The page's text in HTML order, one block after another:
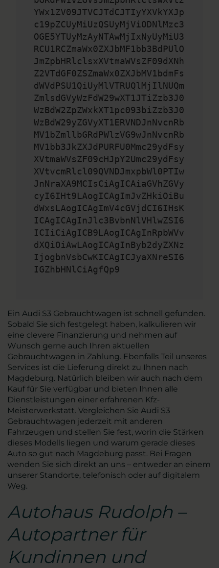
YWx1ZV09JTVCJTdCJTIyYXVkYXJp
c19pZCUyMiUzQSUyMjViODNlMzc3
OGE5YTUyMzAyNTAwMjIxNyUyMiU3
RCU1RCZmaWx0ZXJbMF1bb3BdPUlO
JmZpbHRlclsxXVtmaWVsZF09dXNh
Z2VTdGF0ZSZmaWx0ZXJbMV1bdmFs
dWVdPSU1QiUyMlVTRUQlMjIlNUQm
ZmlsdGVyWzFdW29wXT1JTiZzb3J0
WzBdW2ZpZWxkXT1pc093biZzb3J0
WzBdW29yZGVyXT1ERVNDJnNvcnRb
MV1bZmllbGRdPWlzVG9wJnNvcnRb
MV1bb3JkZXJdPURFU0Mmc29ydFsy
XVtmaWVsZF09cHJpY2Umc29ydFsy
XVtvcmRlcl09QVNDJmxpbWl0PTIw
JnNraXA9MCIsCiAgICAiaGVhZGVy
cyI6IHt9LAogICAgImJvZHkiOiBu
dWxsLAogICAgImV4cGVjdCI6IHsK
ICAgICAgInJlc3BvbnNlVHlwZSI6
ICIiCiAgICB9LAogICAgInRpbWVv
dXQiOiAwLAogICAgInByb2dyZXNz
IjogbnVsbCwKICAgICJyaXNreSI6
IGZhbHNlCiAgfQp9
Ein Audi S3 Gebrauchtwagen ist schnell gefunden.
Sobald Sie sich festgelegt haben, kalkulieren wir
eine clevere Finanzierung und nehmen auf
Wunsch gerne auch Ihren aktuellen
Gebrauchtwagen in Zahlung. Ebenfalls Teil unseres
Services ist die Lieferung direkt zu Ihnen nach
Magdeburg. Natürlich bleiben wir auch nach dem
Kauf für Sie verfügbar und bieten Ihnen alle
Dienstleistungen einer erfahrenen Kfz-
Meisterwerkstatt. Vergleichen Sie Audi S3
Gebrauchtwagen jederzeit mit anderen
Fahrzeugen und stellen Sie fest, worin die Stärken
dieses Modells liegen und warum gerade dieses
Auto so gut nach Magdeburg passt. Bei Fragen
wenden Sie sich direkt an uns – entweder an einem
unserer Standorte, telefonisch oder auf digitalem
Weg.
Autohaus Rudolph –
Autopartner für
Kundinnen und